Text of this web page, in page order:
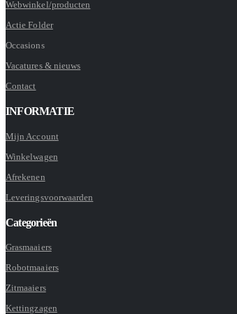
Webwinkel/producten
Actie Folder
Occasions
Vacatures & nieuws
Contact
INFORMATIE
Mijn Account
Winkelwagen
Afrekenen
Leveringsvoorwaarden
Categorieën
Grasmaaiers
Robotmaaiers
Zitmaaiers
Kettingzagen